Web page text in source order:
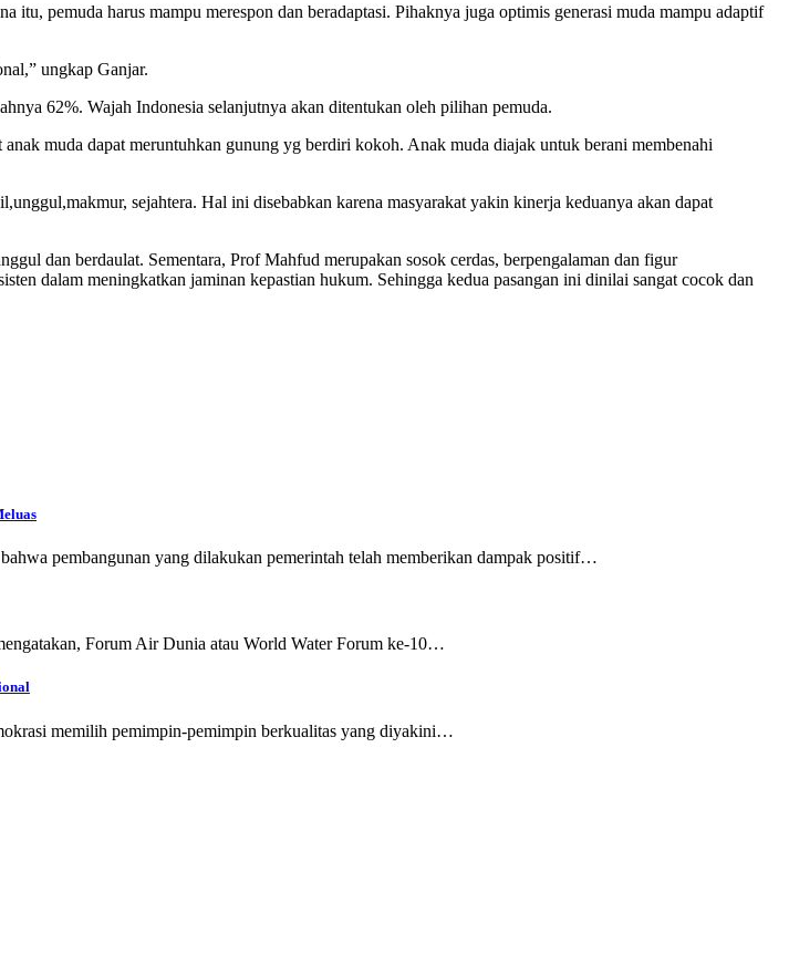
itu, pemuda harus mampu merespon dan beradaptasi. Pihaknya juga optimis generasi muda mampu adaptif
ungkap Ganjar.
62%. Wajah Indonesia selanjutnya akan ditentukan oleh pilihan pemuda.
muda dapat meruntuhkan gunung yg berdiri kokoh. Anak muda diajak untuk berani membenahi
sejahtera. Hal ini disebabkan karena masyarakat yakin kinerja keduanya akan dapat
dan berdaulat. Sementara, Prof Mahfud merupakan sosok cerdas, berpengalaman dan figur
dalam meningkatkan jaminan kepastian hukum. Sehingga kedua pasangan ini dinilai sangat cocok dan
pembangunan yang dilakukan pemerintah telah memberikan dampak positif…
Forum Air Dunia atau World Water Forum ke-10…
memilih pemimpin-pemimpin berkualitas yang diyakini…